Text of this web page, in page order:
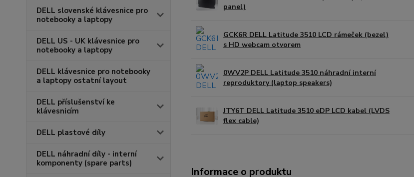
DELL slovenské klávesnice pro
notebooky a laptopy
DELL US - UK klávesnice pro
notebooky a laptopy
DELL klávesnice pro notebooky
a laptopy ostatní layout
DELL příslušenství ke
klávesnicím
DELL plastové díly
DELL náhradní díly - interní
komponenty (spare parts)
panel)
GCK6R DELL Latitude 3510 LCD rámeček (bezel)
s HD webcam otvorem
0WV2P DELL Latitude 3510 náhradní interní
reproduktory (laptop speakers)
JTY6T DELL Latitude 3510 eDP LCD kabel (LVDS
flex cable)
Informace o produktu